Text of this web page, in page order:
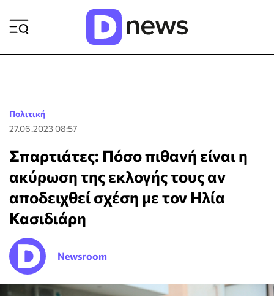
Πολιτική
27.06.2023 08:57
Σπαρτιάτες: Πόσο πιθανή είναι η
ακύρωση της εκλογής τους αν
αποδειχθεί σχέση με τον Ηλία
Κασιδιάρη
Newsroom